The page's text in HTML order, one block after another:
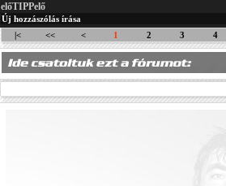
előTIPPelő
Új hozzászólás írása
|<
<< < 1 2 3 4